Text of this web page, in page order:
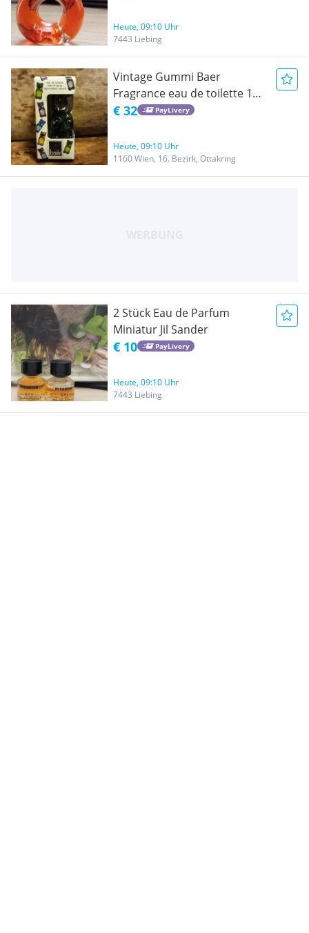
Heute, 09:10 Uhr
7443 Liebing
Vintage Gummi Baer
Fragrance eau de toilette 15
ml von 1995 OVP & NEU
€ 32 PayLivery
Heute, 09:10 Uhr
1160 Wien, 16. Bezirk, Ottakring
2 Stück Eau de Parfum
Miniatur Jil Sander
€ 10 PayLivery
Heute, 09:10 Uhr
7443 Liebing